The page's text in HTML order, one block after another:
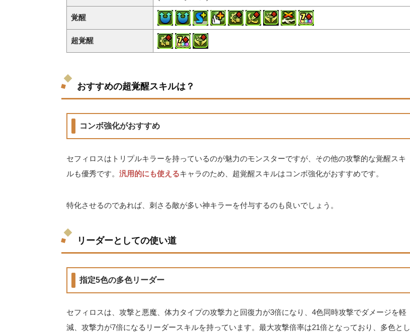
覚醒
超覚醒
おすすめの超覚醒スキルは？
コンボ強化がおすすめ
セフィロスはトリプルキラーを持っているのが魅力のモンスターですが、その他の攻撃的な覚醒スキ
ルも優秀です。 汎用的にも使えるキャラのため、超覚醒スキルはコンボ強化がおすすめです。
特化させるのであれば、刺さる敵が多い神キラーを付与するのも良いでしょう。
リーダーとしての使い道
指定5色の多色リーダー
セフィロスは、攻撃と悪魔、体力タイプの攻撃力と回復力が3倍になり、4色同時攻撃でダメージを軽
減、攻撃力が7倍になるリーダースキルを持っています。最大攻撃倍率は21倍となっており、多色とし